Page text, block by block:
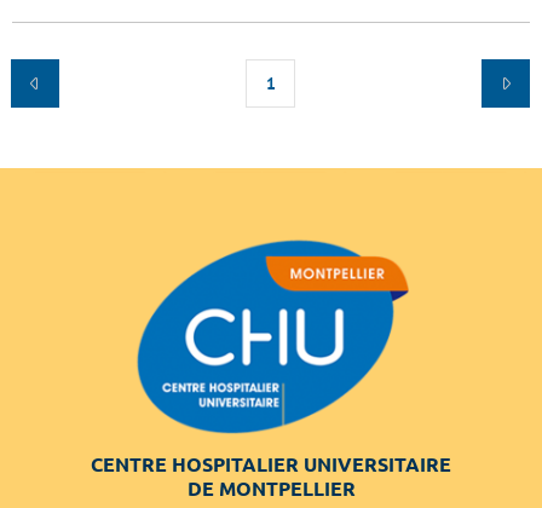
1
CENTRE HOSPITALIER UNIVERSITAIRE
DE MONTPELLIER